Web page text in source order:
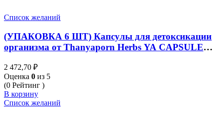
Список желаний
(УПАКОВКА 6 ШТ) Капсулы для детоксикации
организма от Thanyaporn Herbs YA CAPSULE
2 472,70 ₽
Оценка 0 из 5
(0 Рейтинг )
В корзину
Список желаний